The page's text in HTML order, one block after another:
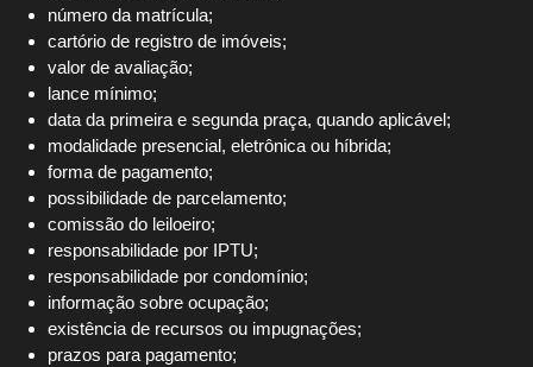
número da matrícula;
cartório de registro de imóveis;
valor de avaliação;
lance mínimo;
data da primeira e segunda praça, quando aplicável;
modalidade presencial, eletrônica ou híbrida;
forma de pagamento;
possibilidade de parcelamento;
comissão do leiloeiro;
responsabilidade por IPTU;
responsabilidade por condomínio;
informação sobre ocupação;
existência de recursos ou impugnações;
prazos para pagamento;